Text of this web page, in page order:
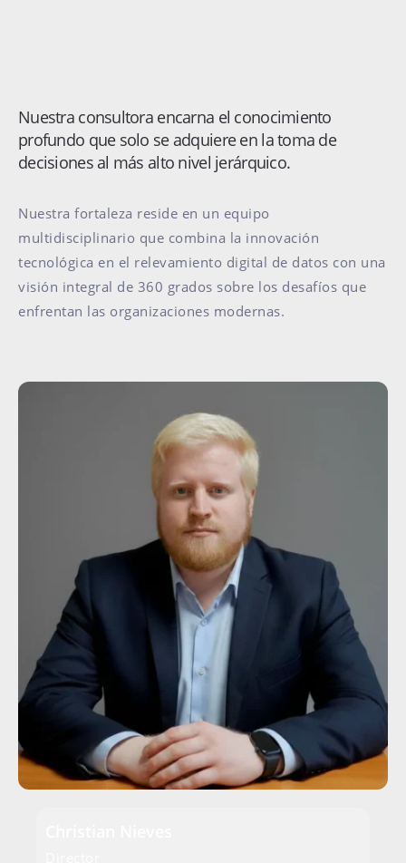
Nuestra consultora encarna el conocimiento
profundo que solo se adquiere en la toma de
decisiones al más alto nivel jerárquico.
Nuestra fortaleza reside en un equipo
multidisciplinario que combina la innovación
tecnológica en el relevamiento digital de datos con una
visión integral de 360 grados sobre los desafíos que
enfrentan las organizaciones modernas.